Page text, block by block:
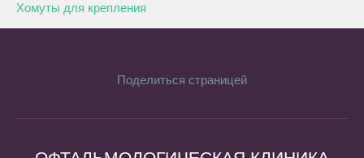
Хомуты для крепления
Поделиться страницей